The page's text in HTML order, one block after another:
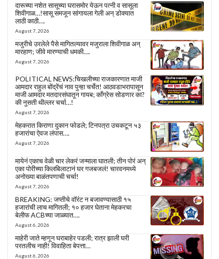
दारूच्या नशेत सासूच्या घरासमोर येऊन पत्नी व सासूला
शिवीगाळ…!सासू समजून सांगायला गेली अन् डोक्यात
लाठी काठी….
August 7, 2026
मजुरीचे उरलेले पैसे मागितल्यावर मजुराला शिवीगाळ अन्
मारहाण; जीवे मारण्याची धमकी….
August 7, 2026
POLITICAL NEWS:चिखलीच्या राजकारणात माजी
आमदार राहुल बोंद्रेंचं नाव पुन्हा चर्चेत! आठवडाभरापासून
माजी आमदार मतदारसंघातून गायब; काँग्रेस सोडणार का?
की नुसती थील्लर चर्चा…!
August 7, 2026
मेहकरात किराणा दुकान फोडले; टिनपत्रा उचकटून ५३
हजारांचा ऐवज लंपास….
August 7, 2026
मायेनं एकाच वेळी चार लेकरं जन्माला घातली; तीन पोरं अन्
एका पोरीच्या किलबिलाटानं घर गजबजलं! चारवनमध्ये
अनोख्या बाळंतपणाची चर्चा!
August 7, 2026
BREAKING: जप्तीचे वॉरंट न बजावण्यासाठी १५
हजारांची लाच मागितली; १० हजार घेताना मेहकरचा
बेलीफ ACBच्या जाळ्यात….
August 6, 2026
माहेरी जाते म्हणून घराबाहेर पडली; रात्र झाली घरी
परतलीच नाही! विवाहिता बेपत्ता…
August 6, 2026